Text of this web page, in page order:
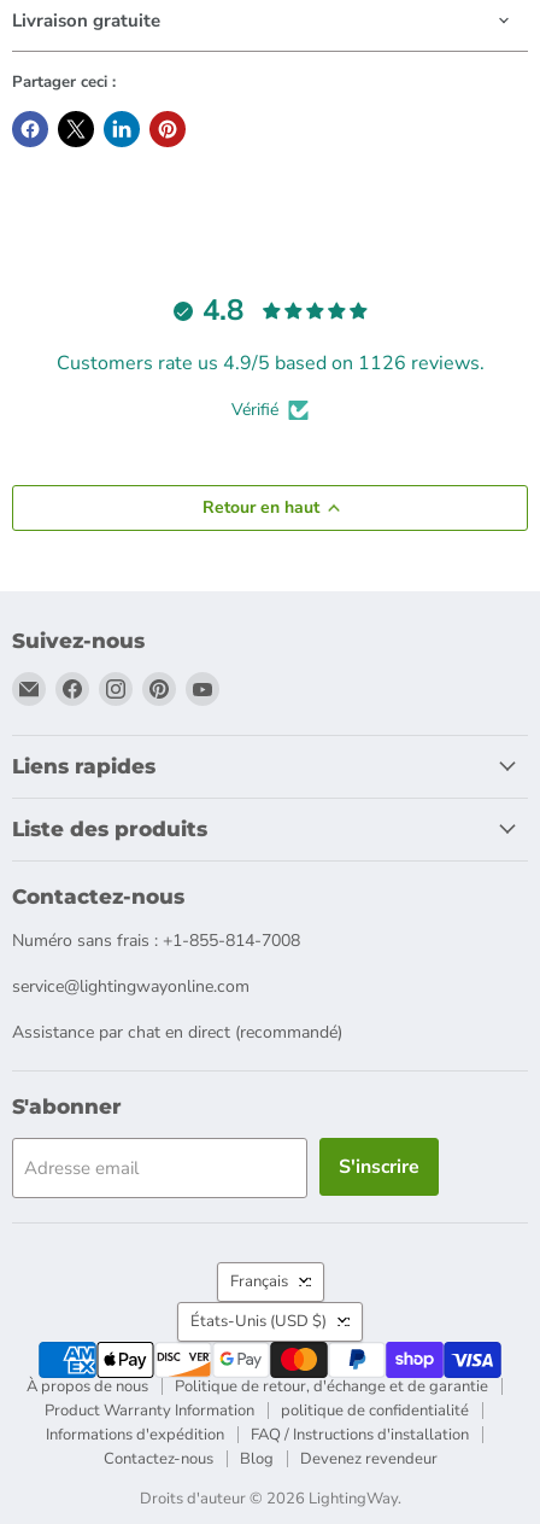
Livraison gratuite
Partager ceci :
4.8
Customers rate us 4.9/5 based on 1126 reviews.
Vérifié
Retour en haut
Suivez-nous
Email
Trouvez-
Facebook
Trouvez-
Instagram
Trouvez-
Liens rapides
Liste des produits
Contactez-nous
Numéro sans frais : +1-855-814-7008
service@lightingwayonline.com
Assistance par chat en direct (recommandé)
S'abonner
Adresse email S'inscrire
Langue
Français
Pays
États-Unis (USD $)
À propos de nous
Politique de retour, d'échange et de garantie
Product Warranty Information
politique de confidentialité
Informations d'expédition
FAQ / Instructions d'installation
Contactez-nous
Blog
Devenez revendeur
Droits d'auteur © 2026 LightingWay.